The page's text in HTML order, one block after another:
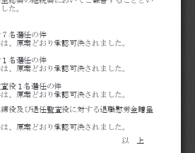
た。
名選任の件
、原案どおり承認可決されました。
名選任の件
、原案どおり承認可決されました。
役１名選任の件
、原案どおり承認可決されました。
役及び退任監査役に対する退職慰労金贈呈
、原案どおり承認可決されました。
以 上